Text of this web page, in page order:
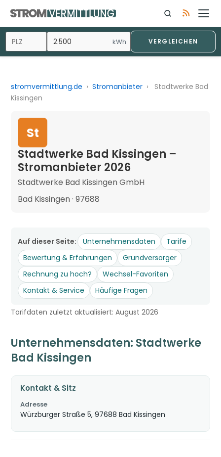
kWh VERGLEICHEN
stromvermittlung.de › Stromanbieter ›
Stadtwerke Bad
Kissingen
St
Stadtwerke Bad Kissingen –
Stromanbieter 2026
Stadtwerke Bad Kissingen GmbH
Bad Kissingen · 97688
Auf dieser Seite: Unternehmensdaten
Tarife
Bewertung & Erfahrungen
Grundversorger
Rechnung zu hoch?
Wechsel-Favoriten
Kontakt & Service
Häufige Fragen
Tarifdaten zuletzt aktualisiert: August 2026
Unternehmensdaten: Stadtwerke
Bad Kissingen
Kontakt & Sitz
Adresse
Würzburger Straße 5, 97688 Bad Kissingen